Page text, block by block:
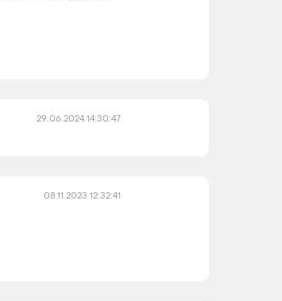
29.06.2024 14:30:47
08.11.2023 12:32:41